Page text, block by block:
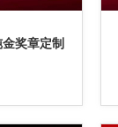
奖章定制